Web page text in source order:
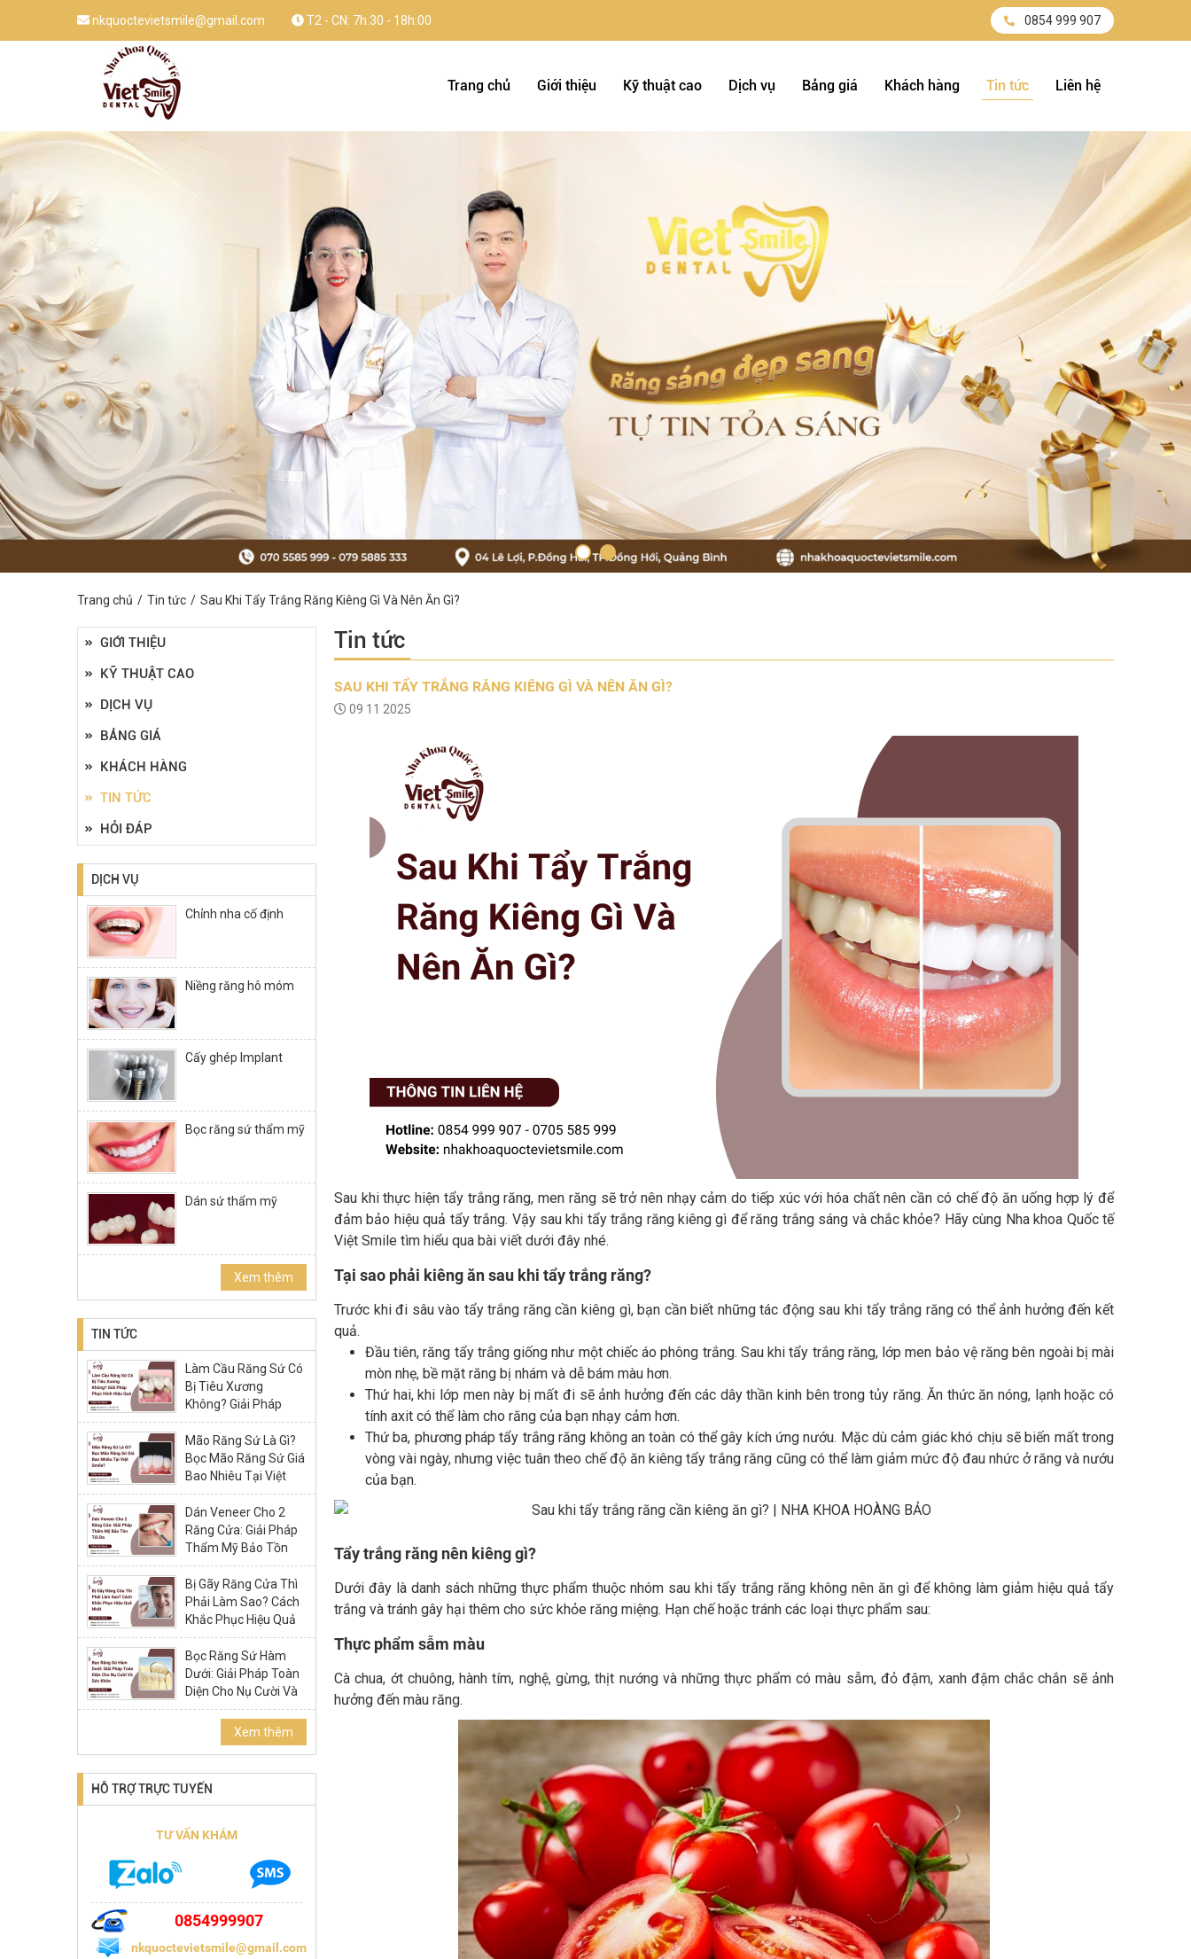
nkquoctevietsmile@gmail.com T2 - CN: 7h:30 - 18h:00 0854 999 907
Trang chủ Giới thiệu Kỹ thuật cao Dịch vụ Bảng giá Khách hàng Tin tức Liên hệ
Trang chủ Tin tức Sau Khi Tẩy Trắng Răng Kiêng Gì Và Nên Ăn Gì?
GIỚI THIỆU
KỸ THUẬT CAO
DỊCH VỤ
BẢNG GIÁ
KHÁCH HÀNG
TIN TỨC
HỎI ĐÁP
DỊCH VỤ
Chỉnh nha cố định
Niềng răng hô móm
Cấy ghép Implant
Bọc răng sứ thẩm mỹ
Dán sứ thẩm mỹ
Xem thêm
TIN TỨC
Làm Cầu Răng Sứ Có
Bị Tiêu Xương
Không? Giải Pháp
Phục Hình Hiệu Quả
Mão Răng Sứ Là Gì?
Bọc Mão Răng Sứ Giá
Bao Nhiêu Tại Việt
Smile?
Dán Veneer Cho 2
Răng Cửa: Giải Pháp
Thẩm Mỹ Bảo Tồn
Tối Đa
Bị Gãy Răng Cửa Thì
Phải Làm Sao? Cách
Khắc Phục Hiệu Quả
Nhất
Bọc Răng Sứ Hàm
Dưới: Giải Pháp Toàn
Diện Cho Nụ Cười Và
Sức Khỏe
Xem thêm
HỖ TRỢ TRỰC TUYẾN
TƯ VẤN KHÁM
0854999907
nkquoctevietsmile@gmail.com
Tin tức
SAU KHI TẨY TRẮNG RĂNG KIÊNG GÌ VÀ NÊN ĂN GÌ?
09 11 2025
Sau khi thực hiện tẩy trắng răng, men răng sẽ trở nên nhạy cảm do tiếp xúc với hóa chất nên cần có chế độ ăn uống hợp lý để
đảm bảo hiệu quả tẩy trắng. Vậy sau khi tẩy trắng răng kiêng gì để răng trắng sáng và chắc khỏe? Hãy cùng Nha khoa Quốc tế
Việt Smile tìm hiểu qua bài viết dưới đây nhé.
Tại sao phải kiêng ăn sau khi tẩy trắng răng?
Trước khi đi sâu vào tẩy trắng răng cần kiêng gì, bạn cần biết những tác động sau khi tẩy trắng răng có thể ảnh hưởng đến kết
quả.
Đầu tiên, răng tẩy trắng giống như một chiếc áo phông trắng. Sau khi tẩy trắng răng, lớp men bảo vệ răng bên ngoài bị mài
mòn nhẹ, bề mặt răng bị nhám và dễ bám màu hơn.
Thứ hai, khi lớp men này bị mất đi sẽ ảnh hưởng đến các dây thần kinh bên trong tủy răng. Ăn thức ăn nóng, lạnh hoặc có
tính axit có thể làm cho răng của bạn nhạy cảm hơn.
Thứ ba, phương pháp tẩy trắng răng không an toàn có thể gây kích ứng nướu. Mặc dù cảm giác khó chịu sẽ biến mất trong
vòng vài ngày, nhưng việc tuân theo chế độ ăn kiêng tẩy trắng răng cũng có thể làm giảm mức độ đau nhức ở răng và nướu
của bạn.
Tẩy trắng răng nên kiêng gì?
Dưới đây là danh sách những thực phẩm thuộc nhóm sau khi tẩy trắng răng không nên ăn gì để không làm giảm hiệu quả tẩy
trắng và tránh gây hại thêm cho sức khỏe răng miệng. Hạn chế hoặc tránh các loại thực phẩm sau:
Thực phẩm sẫm màu
Cà chua, ớt chuông, hành tím, nghệ, gừng, thịt nướng và những thực phẩm có màu sẫm, đỏ đậm, xanh đậm chắc chắn sẽ ảnh
hưởng đến màu răng.